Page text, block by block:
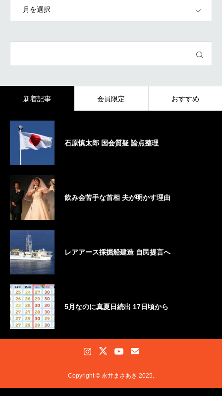
新着記事 会員限定 おすすめ
石原慎太郎 国会質疑 論点整理
飲み会苦手な首相 夫が明かす理由
レアアース採掘船建造 自民提言へ
5月なのに真夏日続出 17日頃から
Copyright © 永井まさあき 2025.